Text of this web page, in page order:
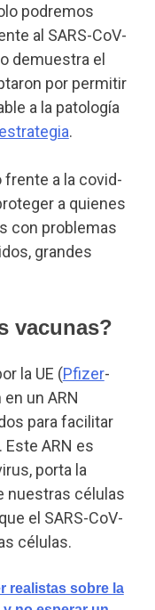
podremos
al SARS-CoV-
demuestra el
por permitir
a la patología
estrategia.
frente a la covid-
a quienes
con problemas
grandes
vacunas?
la UE (Pfizer-
un ARN
para facilitar
ARN es
porta la
nuestras células
el SARS-CoV-
células.
realistas sobre la